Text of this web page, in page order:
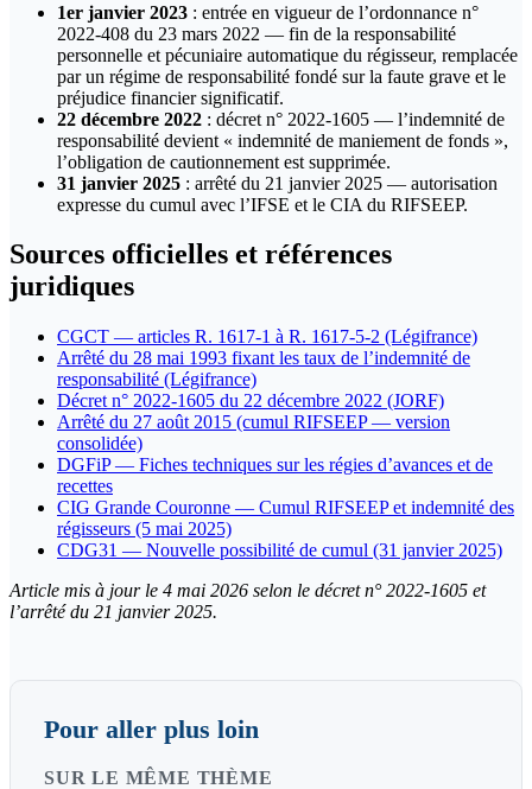
1er janvier 2023 : entrée en vigueur de l’ordonnance n°
2022-408 du 23 mars 2022 — fin de la responsabilité
personnelle et pécuniaire automatique du régisseur, remplacée
par un régime de responsabilité fondé sur la faute grave et le
préjudice financier significatif.
22 décembre 2022 : décret n° 2022-1605 — l’indemnité de
responsabilité devient « indemnité de maniement de fonds »,
l’obligation de cautionnement est supprimée.
31 janvier 2025 : arrêté du 21 janvier 2025 — autorisation
expresse du cumul avec l’IFSE et le CIA du RIFSEEP.
Sources officielles et références
juridiques
CGCT — articles R. 1617-1 à R. 1617-5-2 (Légifrance)
Arrêté du 28 mai 1993 fixant les taux de l’indemnité de
responsabilité (Légifrance)
Décret n° 2022-1605 du 22 décembre 2022 (JORF)
Arrêté du 27 août 2015 (cumul RIFSEEP — version
consolidée)
DGFiP — Fiches techniques sur les régies d’avances et de
recettes
CIG Grande Couronne — Cumul RIFSEEP et indemnité des
régisseurs (5 mai 2025)
CDG31 — Nouvelle possibilité de cumul (31 janvier 2025)
Article mis à jour le 4 mai 2026 selon le décret n° 2022-1605 et
l’arrêté du 21 janvier 2025.
Pour aller plus loin
SUR LE MÊME THÈME